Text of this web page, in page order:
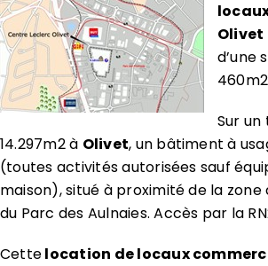
Olivet
d’une
Sur
14.297m2 à Olivet, un bâtiment à
(toutes activités autorisées sauf
maison), situé à proximité de la
du Parc des Aulnaies. Accès par la
Cettelocation de locaux